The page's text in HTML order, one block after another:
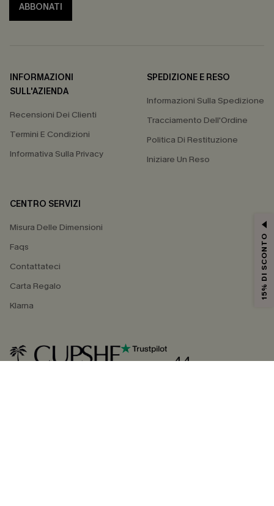
ABBONATI
INFORMAZIONI
SULL'AZIENDA
Recensioni Dei Clienti
Termini E Condizioni
Informativa Sulla Privacy
SPEDIZIONE E RESO
Informazioni Sulla Spedizione
Tracciamento Dell'Ordine
Politica Di Restituzione
Iniziare Un Reso
CENTRO SERVIZI
Misura Delle Dimensioni
Faqs
Contattateci
Carta Regalo
Klarna
4.4
15% DI SCONTO